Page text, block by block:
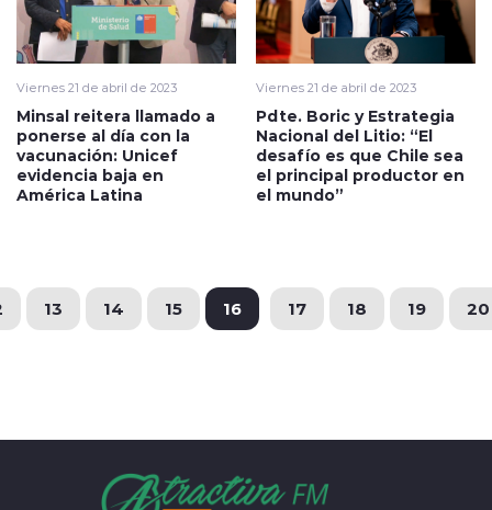
Viernes 21 de abril de 2023
Minsal reitera llamado a
ponerse al día con la
vacunación: Unicef
evidencia baja en
América Latina
Viernes 21 de abril de 2023
Pdte. Boric y Estrategia
Nacional del Litio: “El
desafío es que Chile sea
el principal productor en
el mundo”
13 14 15 16 17 18 19 20